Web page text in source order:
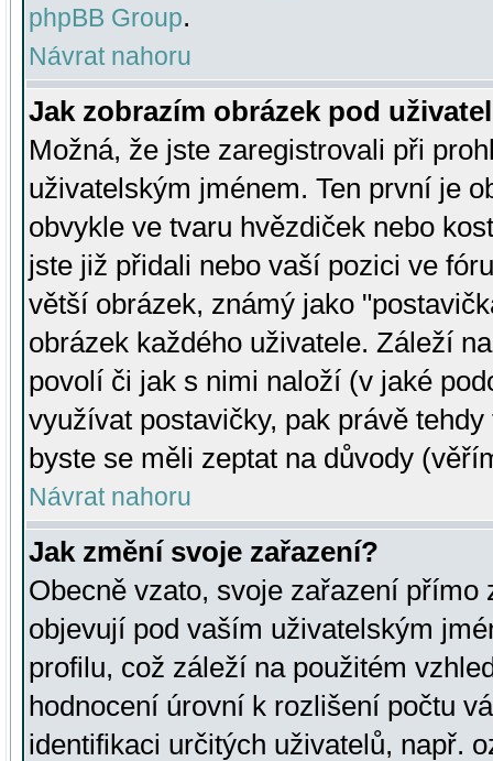
phpBB Group.
Návrat nahoru
Jak zobrazím obrázek pod
Možná, že jste zaregistrovali při
uživatelským jménem. Ten první je
obvykle ve tvaru hvězdiček nebo
jste již přidali nebo vaší pozici ve
větší obrázek, známý jako
obrázek každého uživatele. Záleží
povolí či jak s nimi naloží (v jaké
využívat postavičky, pak právě
byste se měli zeptat na důvody
Návrat nahoru
Jak změní svoje zařazení?
Obecně vzato, svoje zařazení přímo
objevují pod vaším uživatelským
profilu, což záleží na použitém
hodnocení úrovní k rozlišení počtu
identifikaci určitých uživatelů, např.